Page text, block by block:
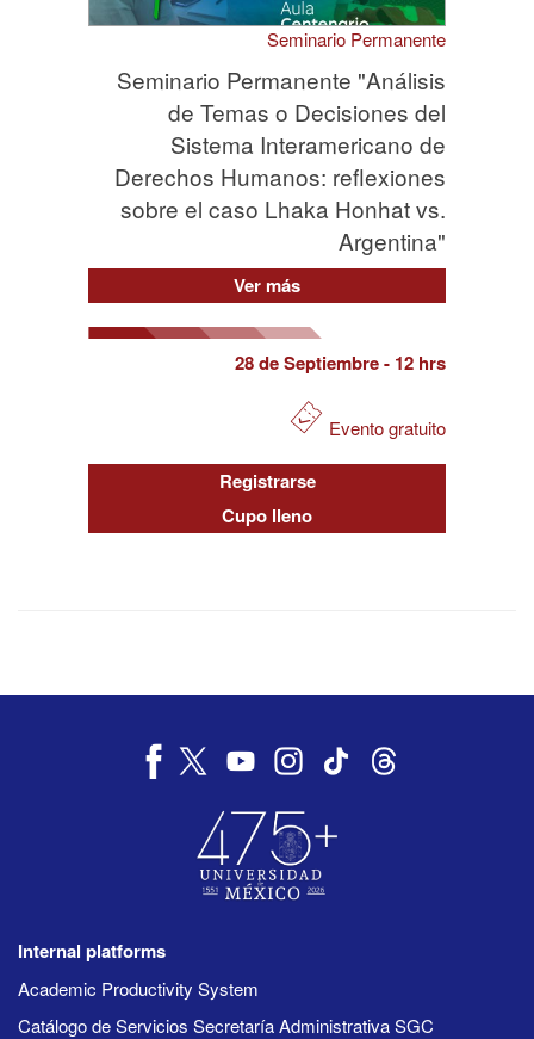
Seminario Permanente
Seminario Permanente "Análisis
de Temas o Decisiones del
Sistema Interamericano de
Derechos Humanos: reflexiones
sobre el caso Lhaka Honhat vs.
Argentina"
Ver más
28 de Septiembre- 12 hrs
Evento gratuito
Registrarse
Cupo lleno
Internal platforms
Academic Productivity System
Catálogo de Servicios Secretaría Administrativa SGC